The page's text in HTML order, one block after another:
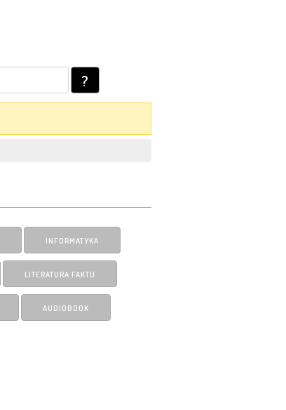
?
INFORMATYKA
LITERATURA FAKTU
AUDIOBOOK